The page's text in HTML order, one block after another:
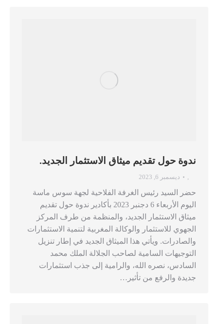
ندوة حول تقديم ميثاق الاستثمار الجديد.
ديسمبر 6, 2023
حضر السيد رئيس الغرفة الفلاحية لجهة سوس ماسة
اليوم الأربعاء 6 دجنبر 2023 بأكادير ندوة حول تقديم
ميثاق الاستثمار الجديد، والمنظمة من طرف المركز
الجهوي للاستثمار والوكالة المغربية لتنمية الاستثمارات
والصادرات. ويأتي هذا الميثاق الجديد في إطار تنزيل
التوجيهات السامية لصاحب الجلالة الملك محمد
السادس، نصره الله، والرامية إلى جذب استثمارات
جديدة والرفع من تأثير…